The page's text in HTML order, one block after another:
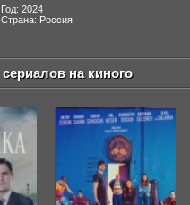
Год: 2024
Страна: Россия
на киного